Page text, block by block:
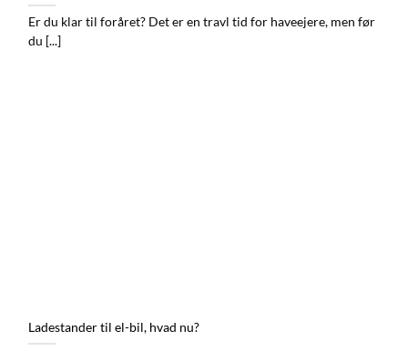
Er du klar til foråret? Det er en travl tid for haveejere, men før
du [...]
Ladestander til el-bil, hvad nu?